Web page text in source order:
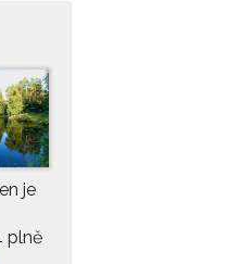
je
plně